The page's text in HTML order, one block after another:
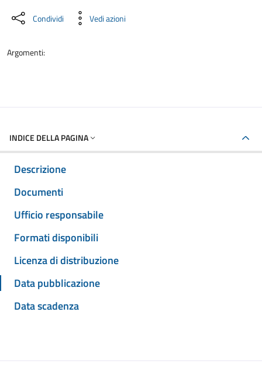
Condividi Vedi azioni
Argomenti:
INDICE DELLA PAGINA
Descrizione
Documenti
Ufficio responsabile
Formati disponibili
Licenza di distribuzione
Data pubblicazione
Data scadenza